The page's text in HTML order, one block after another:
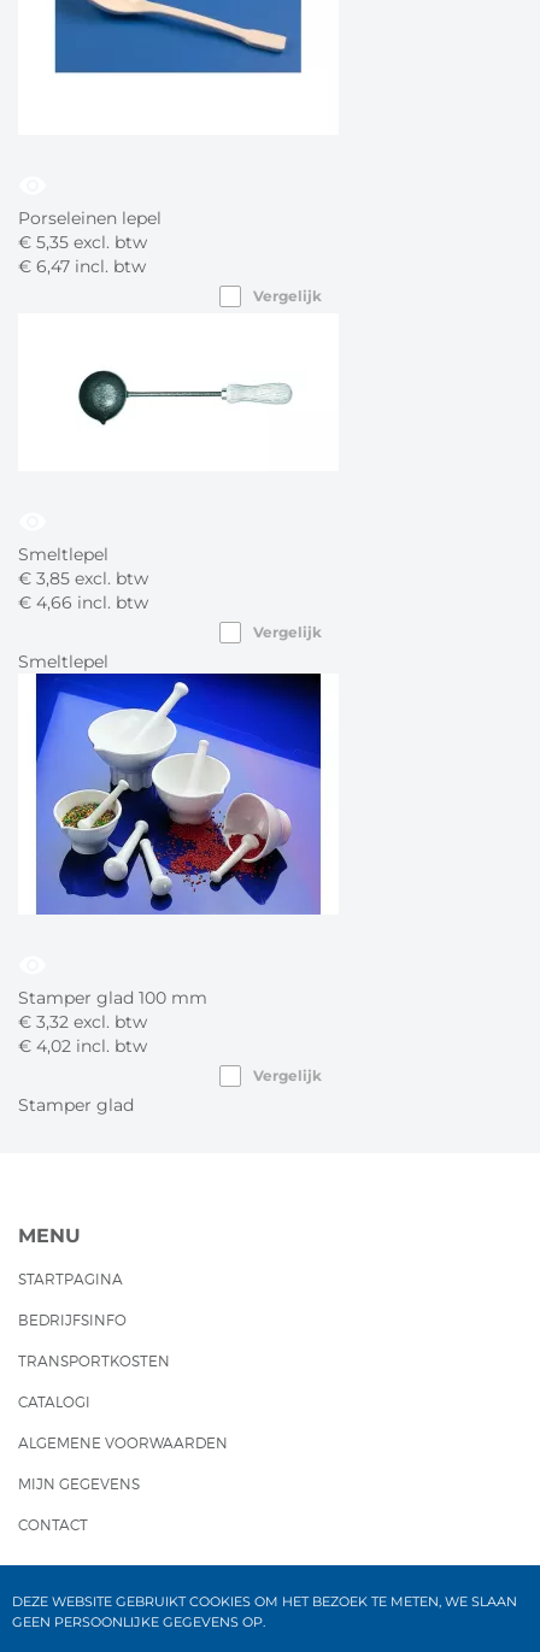
Porseleinen lepel
€ 5,35 excl. btw
€ 6,47 incl. btw
Vergelijk
Smeltlepel
€ 3,85 excl. btw
€ 4,66 incl. btw
Vergelijk
Smeltlepel
Stamper glad 100 mm
€ 3,32 excl. btw
€ 4,02 incl. btw
Vergelijk
Stamper glad
MENU
STARTPAGINA
BEDRIJFSINFO
TRANSPORTKOSTEN
CATALOGI
ALGEMENE VOORWAARDEN
MIJN GEGEVENS
CONTACT
DEZE WEBSITE GEBRUIKT COOKIES OM HET BEZOEK TE METEN, WE SLAAN
GEEN PERSOONLIJKE GEGEVENS OP.